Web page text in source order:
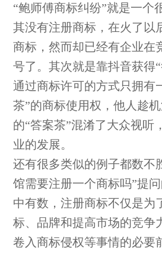
“鲍师傅商标纠纷”就是一个
其没有注册商标，在火了以
商标，然而却已经有企业在
号了。其次就是靠抖音获得
通过商标许可的方式只拥有
茶”的商标使用权，他人趁
的“答案茶”混淆了大众视听
业的发展。
还有很多类似的例子都数不
馆需要注册一个商标吗”提
中有数，注册商标不仅是为
标、品牌和提高市场的竞争
卷入商标侵权等事情的必要